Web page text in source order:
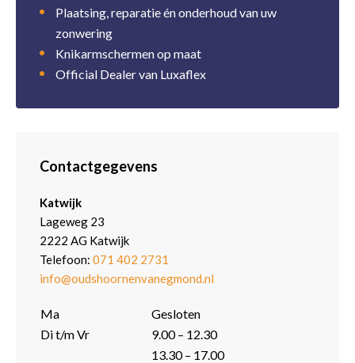
Plaatsing, reparatie én onderhoud van uw
zonwering
Knikarmschermen op maat
Official Dealer van Luxaflex
Contactgegevens
Katwijk
Lageweg 23
2222 AG Katwijk
Telefoon: 071 402 2731
info@oudshoornenvanegmond.nl
Ma
Gesloten
Di t/m Vr
9.00 – 12.30
13.30 – 17.00